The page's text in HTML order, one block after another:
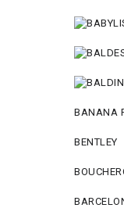
BANANA
BENTLEY